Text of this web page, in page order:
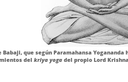
Babaji, que según Paramahansa
delkriya yoga del propio Lord